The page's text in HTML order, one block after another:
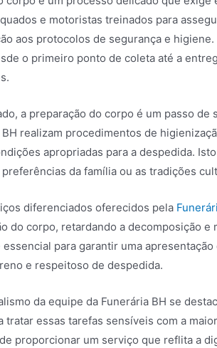
e motoristas treinados para
aos protocolos de segurança e
o primeiro ponto de coleta até a
a preparação do corpo é um passo
BH realizam procedimentos de
apropriadas para a despedida.
da família ou as tradições
diferenciados oferecidos pela
do corpo, retardando a decomposição e
para garantir uma
e respeitoso de despedida.
da equipe da Funerária BH se
tratar essas tarefas sensíveis com a
proporcionar um serviço que reflita a